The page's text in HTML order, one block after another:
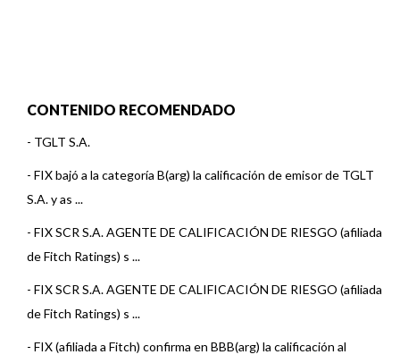
CONTENIDO RECOMENDADO
- TGLT S.A.
- FIX bajó a la categoría B(arg) la calificación de emisor de TGLT
S.A. y as ...
- FIX SCR S.A. AGENTE DE CALIFICACIÓN DE RIESGO (afiliada
de Fitch Ratings) s ...
- FIX SCR S.A. AGENTE DE CALIFICACIÓN DE RIESGO (afiliada
de Fitch Ratings) s ...
- FIX (afiliada a Fitch) confirma en BBB(arg) la calificación al